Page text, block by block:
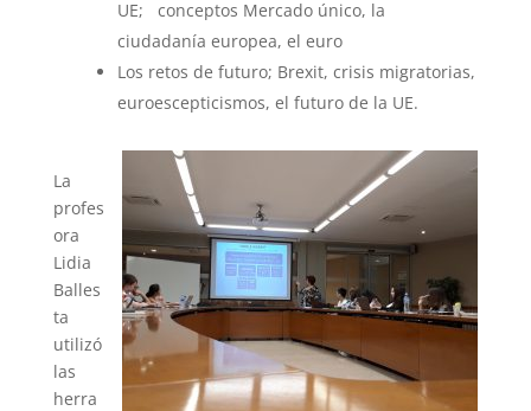
UE; conceptos Mercado único, la
ciudadanía europea, el euro
Los retos de futuro; Brexit, crisis migratorias,
euroescepticismos, el futuro de la UE.
La
profes
ora
Lidia
Balles
ta
utilizó
las
herra